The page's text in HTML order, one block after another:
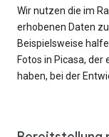
Wir nutzen die im
erhobenen Daten
Beispielsweise
Fotos in Picasa,
haben, bei der